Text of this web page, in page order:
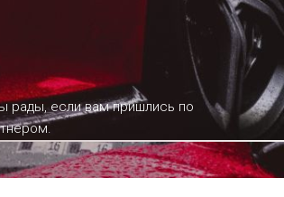
рады, если вам пришлись по